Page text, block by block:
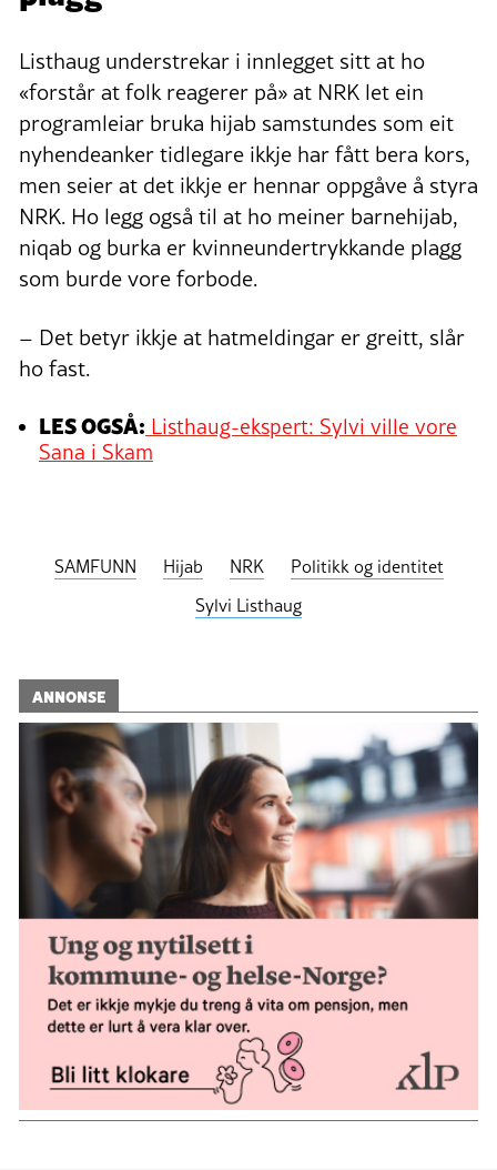
Listhaug understrekar i innlegget sitt at ho
«forstår at folk reagerer på» at NRK let ein
programleiar bruka hijab samstundes som eit
nyhendeanker tidlegare ikkje har fått bera kors,
men seier at det ikkje er hennar oppgåve å styra
NRK. Ho legg også til at ho meiner barnehijab,
niqab og burka er kvinneundertrykkande plagg
som burde vore forbode.
– Det betyr ikkje at hatmeldingar er greitt, slår
ho fast.
LES OGSÅ: Listhaug-ekspert: Sylvi ville vore
Sana i Skam
SAMFUNN Hijab NRK
Politikk og identitet
Sylvi Listhaug
ANNONSE